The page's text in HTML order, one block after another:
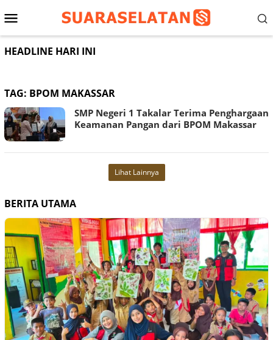
ke
Menu
Mobile
HEADLINE HARI INI
TAG: BPOM MAKASSAR
SMP Negeri 1 Takalar Terima Penghargaan
Keamanan Pangan dari BPOM Makassar
Lihat Lainnya
BERITA UTAMA